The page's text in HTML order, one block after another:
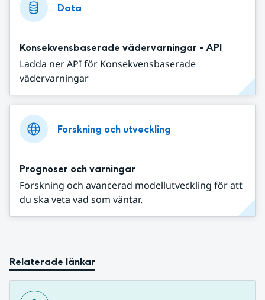
Data
Konsekvensbaserade vädervarningar - API
Ladda ner API för Konsekvensbaserade
vädervarningar
Forskning och utveckling
Prognoser och varningar
Forskning och avancerad modellutveckling för att
du ska veta vad som väntar.
Relaterade länkar